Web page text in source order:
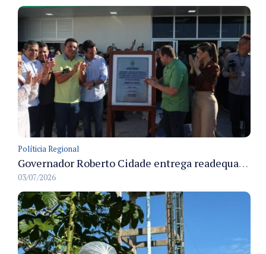
Políticia Regional
Governador Roberto Cidade entrega readequação do ambulatório da FCecon e amplia capacidade de atendimento oncológico em Manaus
03/07/2026